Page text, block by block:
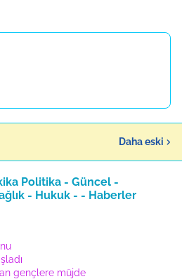
Daha eski
Politika - Güncel -
- Hukuk - - Haberler
gençlere müjde